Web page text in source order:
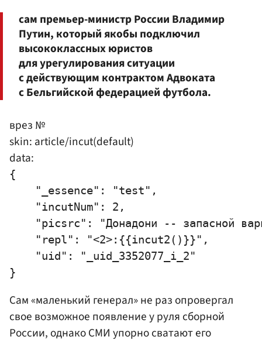
сам премьер-министр России Владимир
Путин, который якобы подключил
высококлассных юристов
для урегулирования ситуации
с действующим контрактом Адвоката
с Бельгийской федерацией футбола.
врез №
skin: article/incut(default)
data:
{
    "_essence": "test",
    "incutNum": 2,
"picsrc": "Донадони -- запасной
    "repl": "<2>:{{incut2()}}",
    "uid": "_uid_3352077_i_2"
Сам «маленький генерал» не раз опровергал
свое возможное появление у руля сборной
России, однако СМИ упорно сватают его